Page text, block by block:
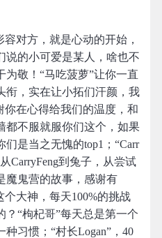
对方，就是心动的开始，
说的小可爱是某人，啥也不
敬！“马吃菠萝”让你一直
衔，实在让小拓们汗颜，我
你在心得给我们的温度，和
都不服就服你们这个，如果
是当之无愧的top1；“Carr
CarryFeng到兔子，从尝试
魔鬼营的故事，感谢有
大神，每天100%的挑战
？“枸杞哥”每天总是第一个
习惯；“村长Logan”，40